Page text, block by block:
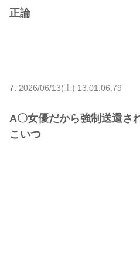
正論
7: 2026/06/13(土) 13:01:06.79
A〇女優だから強制送還さ
こいつ